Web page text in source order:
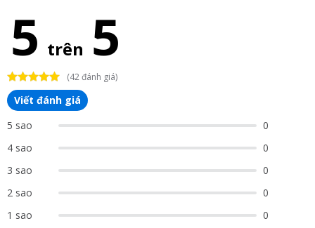
5 trên 5
(42 đánh giá)
Viết đánh giá
5 sao
0
4 sao
0
3 sao
0
2 sao
0
1 sao
0